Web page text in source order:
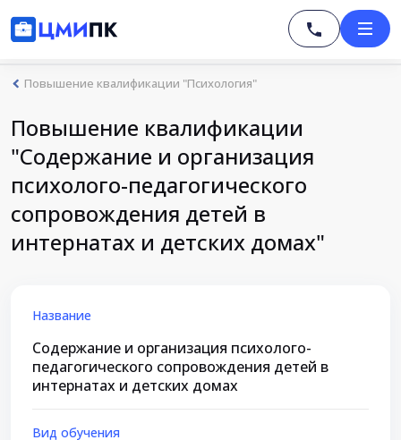
Повышение квалификации "Психология"
Повышение квалификации
"Содержание и организация
психолого-педагогического
сопровождения детей в
интернатах и детских домах"
Название
Содержание и организация психолого-
педагогического сопровождения детей в
интернатах и детских домах
Вид обучения